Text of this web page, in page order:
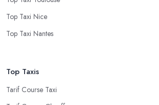
Top Taxi Nice
Top Taxi Nantes
Top Taxis
Tarif Course Taxi